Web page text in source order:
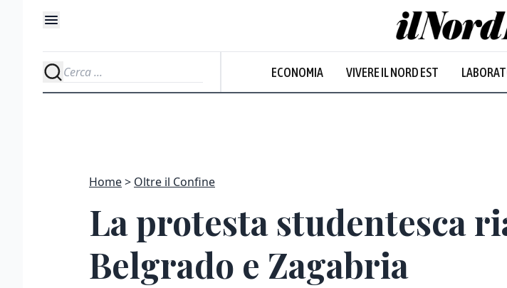
ECONOMIA VIVERE IL NORD EST
Home Oltre il Confine
La protesta studentesca
Belgrado e Zagabria